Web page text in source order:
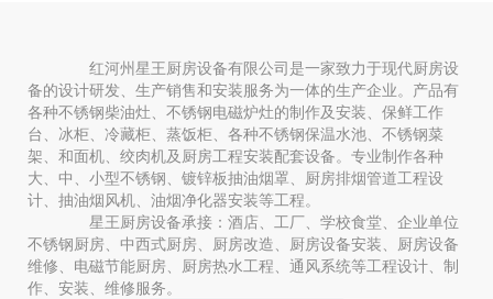
红河州星王厨房设备有限公司是一家致力于现代厨房设
备的设计研发、生产销售和安装服务为一体的生产企业。产品有
各种不锈钢柴油灶、不锈钢电磁炉灶的制作及安装、保鲜工作
台、冰柜、冷藏柜、蒸饭柜、各种不锈钢保温水池、不锈钢菜
架、和面机、绞肉机及厨房工程安装配套设备。专业制作各种
大、中、小型不锈钢、镀锌板抽油烟罩、厨房排烟管道工程设
计、抽油烟风机、油烟净化器安装等工程。
星王厨房设备承接：酒店、工厂、学校食堂、企业单位
不锈钢厨房、中西式厨房、厨房改造、厨房设备安装、厨房设备
维修、电磁节能厨房、厨房热水工程、通风系统等工程设计、制
作、安装、维修服务。